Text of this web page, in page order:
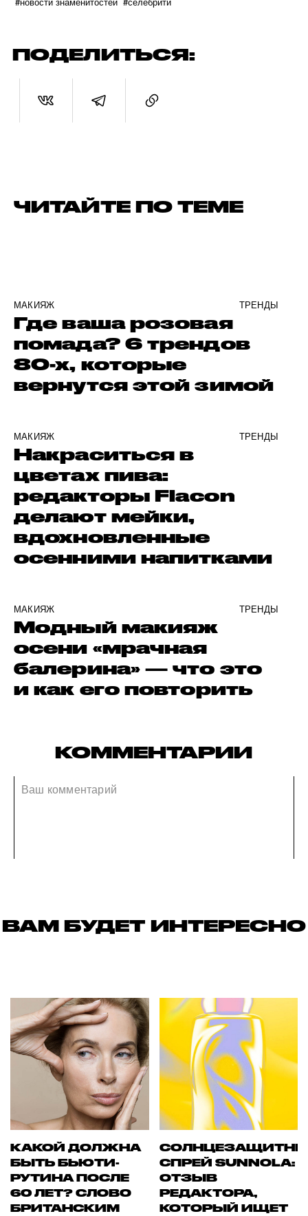
ПОДЕЛИТЬСЯ:
ЧИТАЙТЕ ПО ТЕМЕ
МАКИЯЖ ТРЕНДЫ
Где ваша розовая
помада? 6 трендов
80-х, которые
вернутся этой зимой
МАКИЯЖ ТРЕНДЫ
Накраситься в
цветах пива:
редакторы Flacon
делают мейки,
вдохновленные
осенними напитками
МАКИЯЖ ТРЕНДЫ
Модный макияж
осени «мрачная
балерина» — что это
и как его повторить
КОММЕНТАРИИ
ВАМ БУДЕТ ИНТЕРЕСНО
КАКОЙ ДОЛЖНА
БЫТЬ БЬЮТИ-
РУТИНА ПОСЛЕ
60 ЛЕТ? СЛОВО
БРИТАНСКИМ
СПРЕЙ SUNNOLA:
ОТЗЫВ
РЕДАКТОРА,
КОТОРЫЙ ИЩЕТ